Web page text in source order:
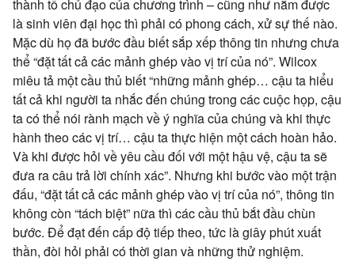
thành tố chủ đạo của chương trình – cũng như nắm được
là sinh viên đại học thì phải có phong cách, xử sự thế nào.
Mặc dù họ đã bước đầu biết sắp xếp thông tin nhưng chưa
thể “đặt tất cả các mảnh ghép vào vị trí của nó”. Wilcox
miêu tả một cầu thủ biết “những mảnh ghép… cậu ta hiểu
tất cả khi người ta nhắc đến chúng trong các cuộc họp, cậu
ta có thể nói rành mạch về ý nghĩa của chúng và khi thực
hành theo các vị trí… cậu ta thực hiện một cách hoàn hảo.
Và khi được hỏi về yêu cầu đối với một hậu vệ, cậu ta sẽ
đưa ra câu trả lời chính xác”. Nhưng khi bước vào một trận
đấu, “đặt tất cả các mảnh ghép vào vị trí của nó”, thông tin
không còn “tách biệt” nữa thì các cầu thủ bắt đầu chùn
bước. Để đạt đến cấp độ tiếp theo, tức là giây phút xuất
thần, đòi hỏi phải có thời gian và những thử nghiệm.